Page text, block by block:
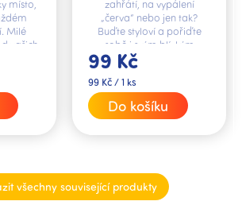
místo,
Milé
vašich
z cest
99 Kč
Měrná
cena:
99 Kč / 1 ks
Do košíku
zahřátí, na vypálení
„červa“ nebo jen tak?
Buďte styloví a pořiďte
sobě i svým blízkým
panáka s vtipným textem
"#dopijuajdu".
všechny související produkty